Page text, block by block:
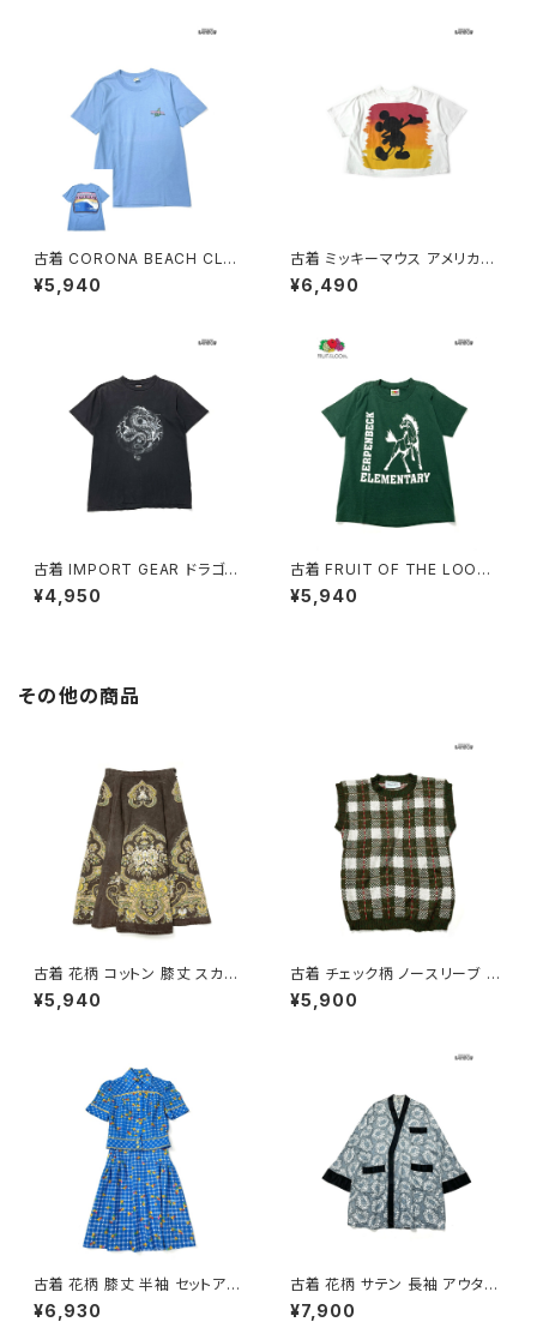
古着 CORONA BEACH CLUB
アメリカ製 ロゴ バックプリント
コットン 半袖 Ｔシャツ 青 (ttu2
¥5,940
古着 ミッキーマウス アメリカ製
プリント キャラクター ショート丈
コットン 半袖 Ｔシャツ 白 (ttu2
¥6,490
古着 IMPORT GEAR ドラゴン
プリント コットン100％ 半袖 Ｔ
シャツ 黒 (ttu2606049)
¥4,950
古着 FRUIT OF THE LOOM
フルーツオブザルーム 馬 プリン
ト コットン 半袖 Ｔシャツ ダーク
¥5,940
その他の商品
古着 花柄 コットン 膝丈 スカー
ト ダークブラウン (ba260701
3)
¥5,940
古着 チェック柄 ノースリーブ ベ
スト 緑 (ttu2501125)
¥5,900
古着 花柄 膝丈 半袖 セットアッ
プ 青 (oa2607082)
¥6,930
古着 花柄 サテン 長袖 アウター
羽織り 水色 (ttu2501122)
¥7,900